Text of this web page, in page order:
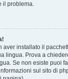
il problema.
aver installato il
lingua. Prova a
Se non esiste puoi
sul sito di